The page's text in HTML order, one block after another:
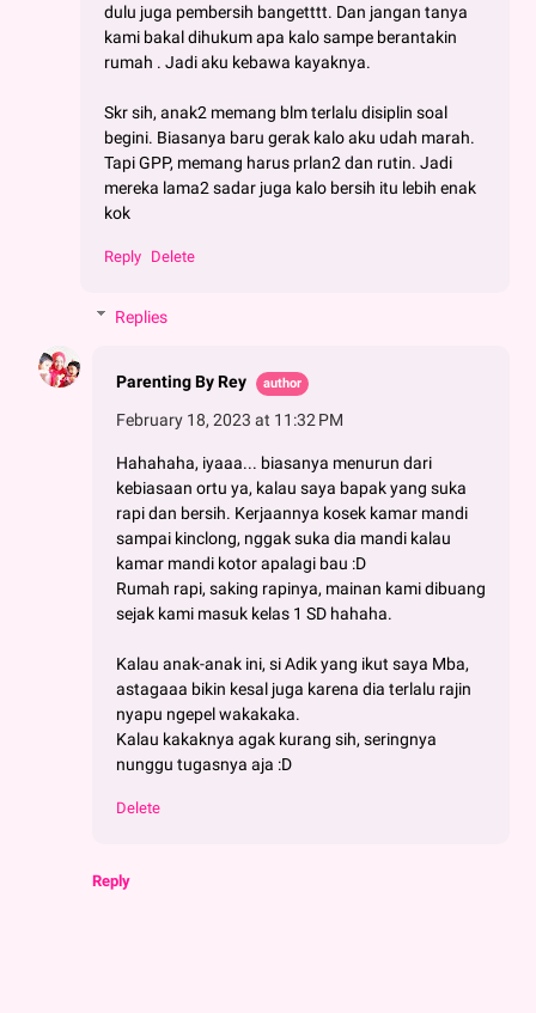
dulu juga pembersih bangetttt. Dan jangan tanya
kami bakal dihukum apa kalo sampe berantakin
rumah . Jadi aku kebawa kayaknya.
Skr sih, anak2 memang blm terlalu disiplin soal
begini. Biasanya baru gerak kalo aku udah marah.
Tapi GPP, memang harus prlan2 dan rutin. Jadi
mereka lama2 sadar juga kalo bersih itu lebih enak
kok
Reply Delete
Replies
Parenting By Rey
February 18, 2023 at 11:32 PM
Hahahaha, iyaaa... biasanya menurun dari
kebiasaan ortu ya, kalau saya bapak yang suka
rapi dan bersih. Kerjaannya kosek kamar mandi
sampai kinclong, nggak suka dia mandi kalau
kamar mandi kotor apalagi bau :D
Rumah rapi, saking rapinya, mainan kami dibuang
sejak kami masuk kelas 1 SD hahaha.
Kalau anak-anak ini, si Adik yang ikut saya Mba,
astagaaa bikin kesal juga karena dia terlalu rajin
nyapu ngepel wakakaka.
Kalau kakaknya agak kurang sih, seringnya
nunggu tugasnya aja :D
Delete
Reply